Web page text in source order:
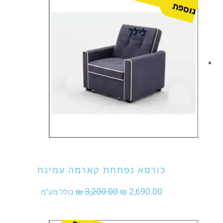
ת
כורסא נפתחת קארמה עמינח
₪3,200.00
המחיר ₪ 2,690.00
המחיר
כולל מע"מ